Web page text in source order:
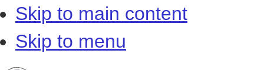
Skip to main content
Skip to menu